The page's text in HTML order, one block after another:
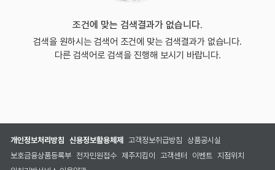
조건에 맞는 검색결과가 없습니다.
검색을 원하시는 검색어 조건에 맞는 검색결과가 없습니다.
다른 검색어로 검색을 진행해 보시기 바랍니다.
개인정보처리방침 신용정보활용체제 고객정보취급방침 상품공시실
보호금융상품등록부 전자민원접수 제주지킴이 고객센터 이벤트 지점위치